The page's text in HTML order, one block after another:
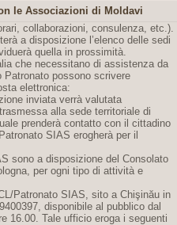
le Associazioni di Moldavi
collaborazioni, consulenza, etc.).
a disposizione l’elenco delle sedi
quella in prossimità.
che necessitano di assistenza da
possono scrivere
elettronica:
inviata verrà valutata
alla sede territoriale di
prenderà contatto con il cittadino
SIAS erogherà per il
sono a disposizione del Consolato
per ogni tipo di attività e
Patronato SIAS, sito a Chişinău in
disponibile al pubblico dal
16.00. Tale ufficio eroga i seguenti